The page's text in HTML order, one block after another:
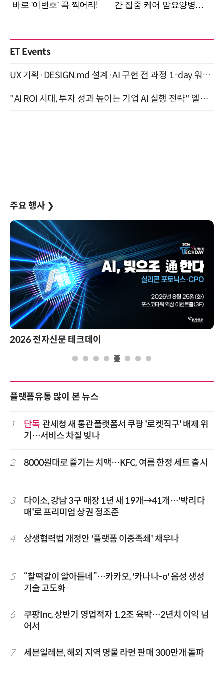
ET Events
UX 기획·DESIGN.md 설계·AI 구현 전 과정 1-day 워크숍 with Claude Code·Codex 9월 15일 개최
"AI ROI 시대, 투자 성과 높이는 기업 AI 실행 전략" 엘타워 6층 (9월 18일)
주요 행사 ❯
2026 전자신문 테크데이
플랫폼유통 많이 본 뉴스
1 단독 관세청 새 통관플랫폼서 쿠팡 '로켓직구' 배제 위
기…서비스 차질 빚나
2 8000원대로 즐기는 치맥…KFC, 여름 한정 세트 출시
3
다이소, 강남 3구 매장 1년 새 19개→41개…'박리다
매'로 프리미엄 상권 정조준
4 상생협력법 개정안 '플랫폼 이중족쇄' 채우나
5
“찰떡같이 알아듣네”…카카오, '카나나-o' 음성 생성
기술 고도화
6
쿠팡Inc, 상반기 영업적자 1.2조 육박…2년치 이익 넘
어서
7 세븐일레븐, 해외 지역 명물 라면 판매 300만개 돌파